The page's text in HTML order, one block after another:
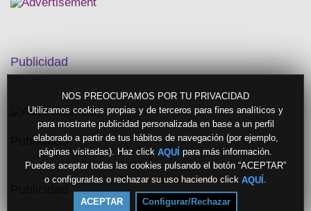
NOS PREOCUPAMOS POR TU PRIVACIDAD
Utilizamos cookies propias y de terceros para fines analíticos y
para mostrarte publicidad personalizada en base a un perfil
elaborado a partir de tus hábitos de navegación (por ejemplo,
páginas visitadas). Haz click AQUÍ para más información.
Puedes aceptar todas las cookies pulsando el botón “ACEPTAR”
o configurarlas o rechazar su uso haciendo click AQUÍ .
ACEPTAR Configurar/Rechazar
Publicidad
Publicidad